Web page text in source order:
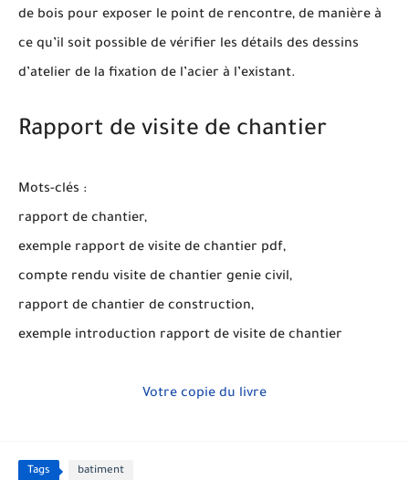
de bois pour exposer le point de rencontre, de manière à
ce qu’il soit possible de vérifier les détails des dessins
d’atelier de la fixation de l’acier à l’existant.
Rapport de visite de chantier
Mots-clés :
rapport de chantier,
exemple rapport de visite de chantier pdf,
compte rendu visite de chantier genie civil,
rapport de chantier de construction,
exemple introduction rapport de visite de chantier
Votre copie du livre
Tags batiment